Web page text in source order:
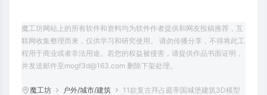
魔工坊网站上的所有软件和资料均为软件作者提供和网友投稿推荐，互
联网收集整理而来，仅供学习和研究使用。 请勿传播分享，不得将此工
程用于商业或者非法用途。若您的权益被侵害，请提供作品书面证明，
并发送邮件至mogf3d@163.com 删除下架处理。
魔工坊 户外/城市/建筑
11款复古拜占庭帝国城堡建筑3D模型